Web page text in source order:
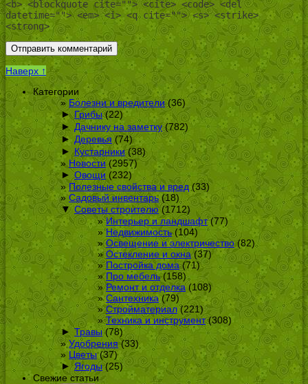
<b> <blockquote cite=""> <cite> <code> <del
datetime=""> <em> <i> <q cite=""> <s> <strike>
<strong>
Наверх ↑
Категории
Болезни и вредители(36)
► Грибы(22)
► Дачнику на заметку(782)
► Деревья (74)
► Кустарники(38)
Новости(2957)
► Овощи (232)
Полезные свойства и вред(33)
Садовый инвентарь (18)
▼ Советы строителю(1712)
Интерьер и ландшафт(77)
Недвижимость(104)
Освещение и электричество(82)
Остекление и окна(37)
Постройка дома(71)
Про мебель(158)
Ремонт и отделка(108)
Сантехника (79)
Стройматериал(221)
Техника и инструмент(308)
► Травы(78)
Удобрения(33)
Цветы(37)
► Ягоды(25)
Свежие статьи